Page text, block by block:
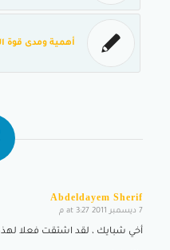
أهمية ومدى قوة
Abdeldayem Sherif
says:
7 ديسمبر 2011 at 3:27 م
أخي شبايك ، لقد اشتقت فعلا